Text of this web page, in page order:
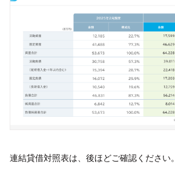
連結貸借対照表は、後ほどご確認ください。